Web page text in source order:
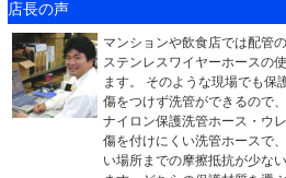
店長の声
マンションや飲食店では配管
ステンレスワイヤーホースの
ます。 そのような現場でも保
傷をつけず洗管ができるので
ナイロン保護洗管ホース・ウ
傷を付けにくい洗管ホースで
い場所までの摩擦抵抗が少な